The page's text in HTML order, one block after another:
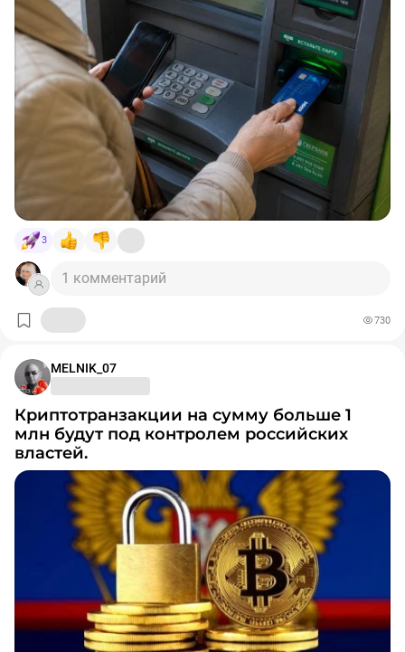
3
1 комментарий
730
MELNIK_07
Криптотранзакции на сумму больше 1
млн будут под контролем российских
властей.